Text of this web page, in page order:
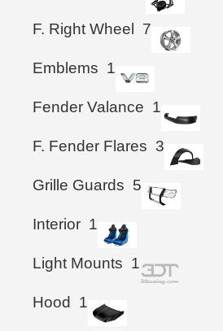
F. Right Wheel 7
Emblems 1
Fender Valance 1
F. Fender Flares 3
Grille Guards 5
Interior 1
Light Mounts 1
Hood 1